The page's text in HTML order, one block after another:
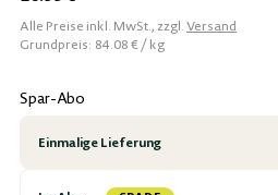
Regulärer
Preis
Alle Preise inkl. MwSt., zzgl.Versand
Grundpreis: 84.08 €/per
kg
Spar-Abo
Einmalige Lieferung